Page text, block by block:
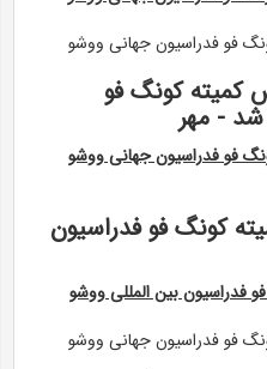
فو فدراسیون جهانی ووشو
کمیته کونگ فو
- مهر
فو فدراسیون جهانی ووشو
کونگ فو فدراسیون
بین المللی ووشو
فو فدراسیون جهانی ووشو